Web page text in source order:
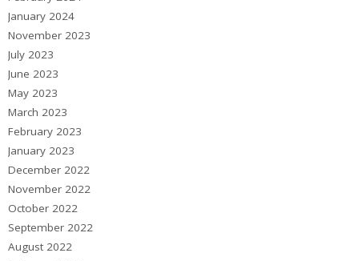
January 2024
November 2023
July 2023
June 2023
May 2023
March 2023
February 2023
January 2023
December 2022
November 2022
October 2022
September 2022
August 2022